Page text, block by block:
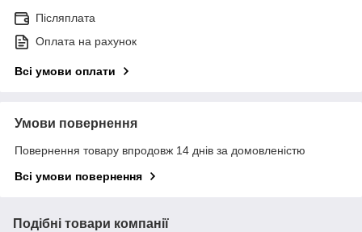
Післяплата
Оплата на рахунок
Всі умови оплати
Умови повернення
Повернення товару впродовж 14 днів за домовленістю
Всі умови повернення
Подібні товари компанії